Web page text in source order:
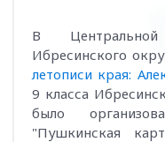
В Центральной
Ибресинского
летописи края:
9 класса
было
"Пушкинская